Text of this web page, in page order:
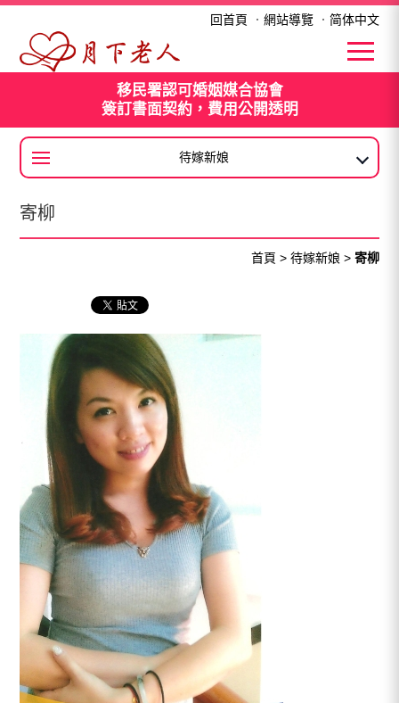
寄柳
回首頁 ． 網站導覽． 简体中文
移民署認可婚姻媒合協會
簽訂書面契約，費用公開透明
待嫁新娘
大陸新娘
寄柳
首頁 > 待嫁新娘 > 寄柳